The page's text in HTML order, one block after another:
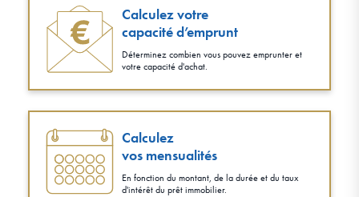
Calculez votre
capacité d’emprunt
Déterminez combien vous pouvez emprunter et
votre capacité d'achat.
Calculez
vos mensualités
En fonction du montant, de la durée et du taux
d'intérêt du prêt immobilier.